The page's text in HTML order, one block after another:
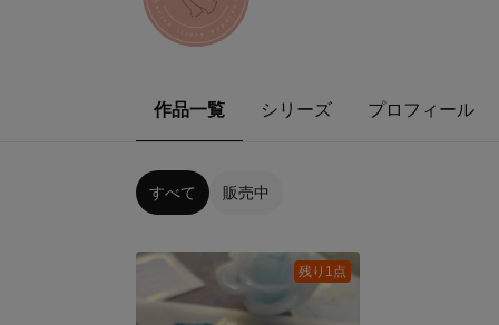
作品一覧 シリーズ プロフィール
すべて 販売中
残り1点